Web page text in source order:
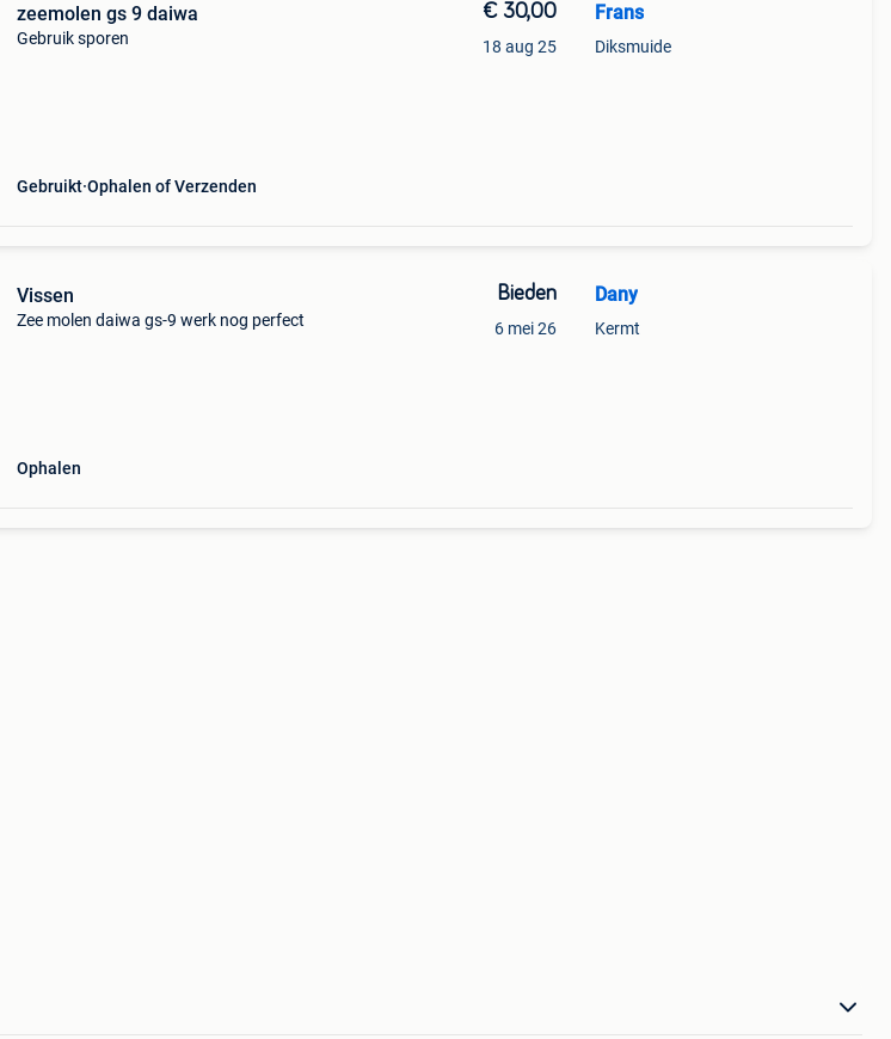
zeemolen gs 9 daiwa
Gebruik sporen
Gebruikt Ophalen of Verzenden
€ 30,00
18 aug 25
Frans
Diksmuide
Vissen
Zee molen daiwa gs-9 werk nog perfect
Ophalen
Bieden
6 mei 26
Dany
Kermt